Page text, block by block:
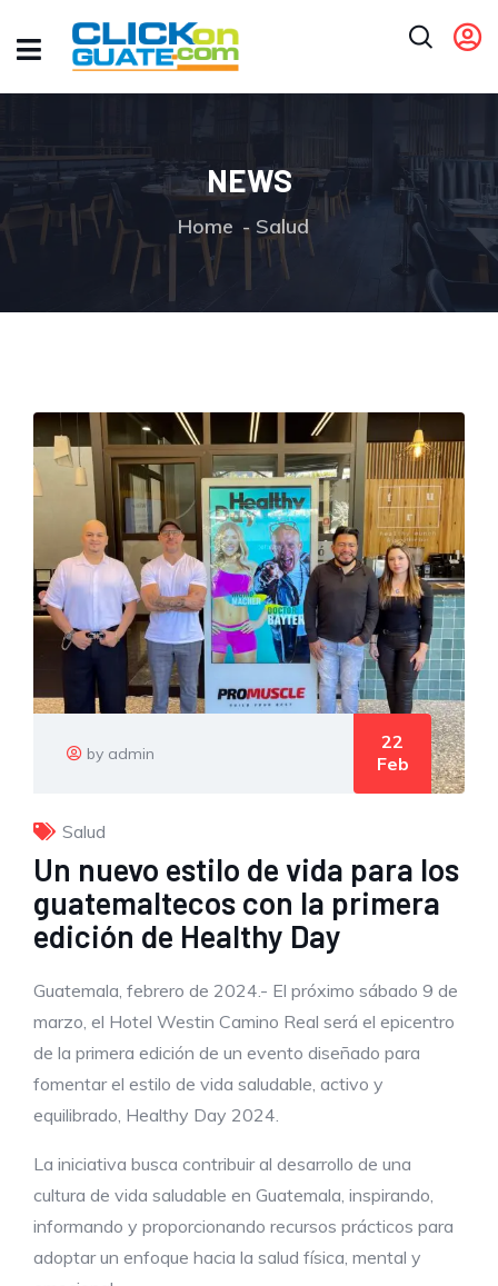
NEWS
Home Salud
by admin
22
Feb
Salud
Un nuevo estilo de vida para los
guatemaltecos con la primera
edición de Healthy Day
Guatemala, febrero de 2024.- El próximo sábado 9 de
marzo, el Hotel Westin Camino Real será el epicentro
de la primera edición de un evento diseñado para
fomentar el estilo de vida saludable, activo y
equilibrado, Healthy Day 2024.
La iniciativa busca contribuir al desarrollo de una
cultura de vida saludable en Guatemala, inspirando,
informando y proporcionando recursos prácticos para
adoptar un enfoque hacia la salud física, mental y